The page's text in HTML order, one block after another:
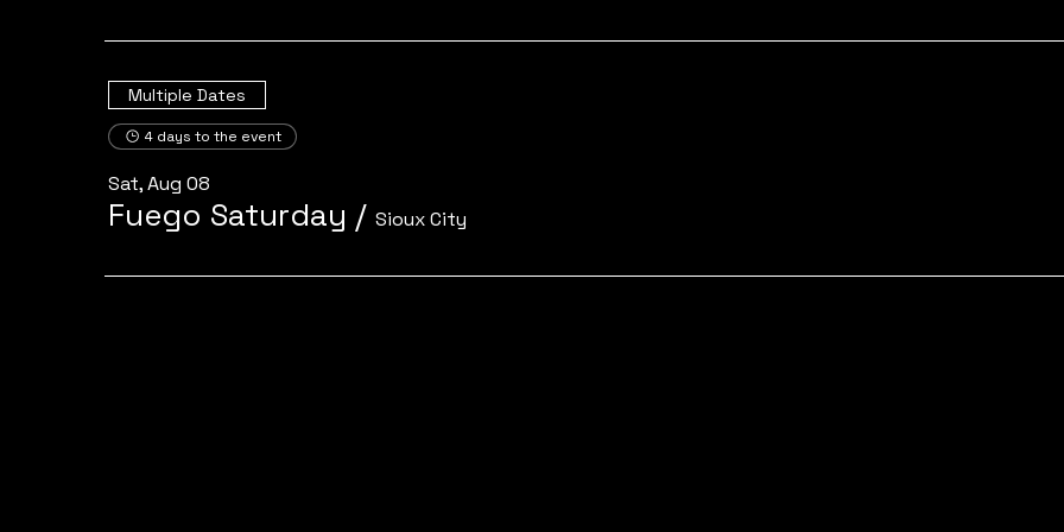
Multiple Dates
4 days to the event
Sat, Aug 08
Fuego Saturday / Sioux City